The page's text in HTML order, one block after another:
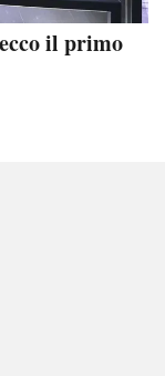
il primo